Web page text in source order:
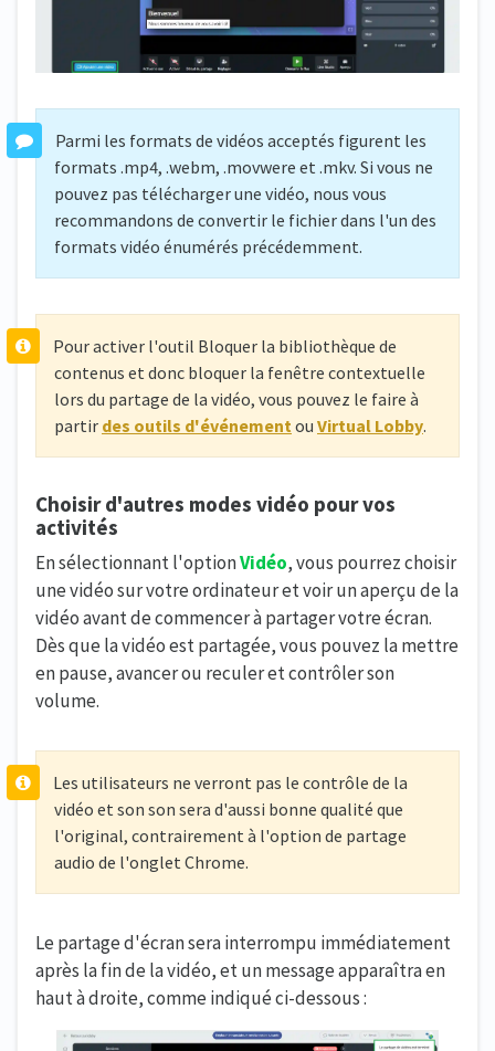
Parmi les formats de vidéos acceptés figurent les
formats .mp4, .webm, .movwere et .mkv. Si vous ne
pouvez pas télécharger une vidéo, nous vous
recommandons de convertir le fichier dans l'un des
formats vidéo énumérés précédemment.
Pour activer l'outil Bloquer la bibliothèque de
contenus et donc bloquer la fenêtre contextuelle
lors du partage de la vidéo, vous pouvez le faire à
partir des outils d'événement ou Virtual Lobby.
Choisir d'autres modes vidéo pour vos
activités
En sélectionnant l'optionVidéo, vous pourrez choisir
une vidéo sur votre ordinateur et voir un aperçu de la
vidéo avant de commencer à partager votre écran.
Dès que la vidéo est partagée, vous pouvez la mettre
en pause, avancer ou reculer et contrôler son
volume.
Les utilisateurs ne verront pas le contrôle de la
vidéo et son son sera d'aussi bonne qualité que
l'original, contrairement à l'option de partage
audio de l'onglet Chrome.
Le partage d'écran sera interrompu immédiatement
après la fin de la vidéo, et un message apparaîtra en
haut à droite, comme indiqué ci-dessous :